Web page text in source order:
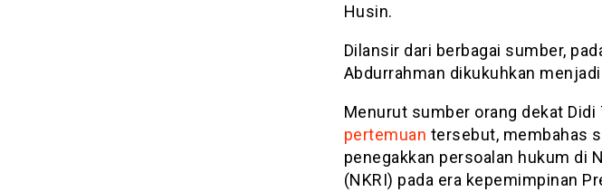
Husin.
Dilansir dari berbagai sumber,
Abdurrahman dikukuhkan
Menurut sumber orang dekat
pertemuan tersebut, membahas
penegakkan persoalan hukum di
(NKRI) pada era kepemimpinan